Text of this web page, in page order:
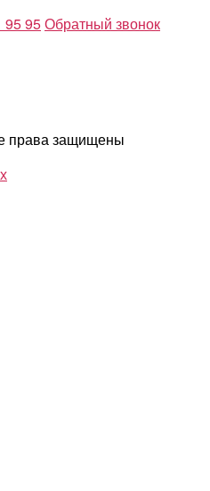
95 95Обратный звонок
права защищены